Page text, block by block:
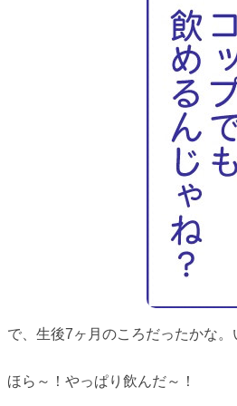
で、生後7ヶ月のころだったかな
ほら～！やっぱり飲んだ～！